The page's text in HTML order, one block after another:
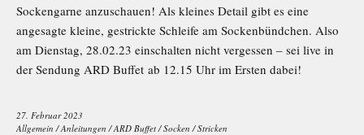
Sockengarne anzuschauen! Als kleines Detail gibt es eine
angesagte kleine, gestrickte Schleife am Sockenbündchen. Also
am Dienstag, 28.02.23 einschalten nicht vergessen – sei live in
der Sendung ARD Buffet ab 12.15 Uhr im Ersten dabei!
27. Februar 2023
Allgemein /Anleitungen /ARD Buffet /Socken /Stricken